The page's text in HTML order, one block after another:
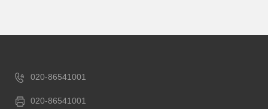
020-86541001
020-86541001